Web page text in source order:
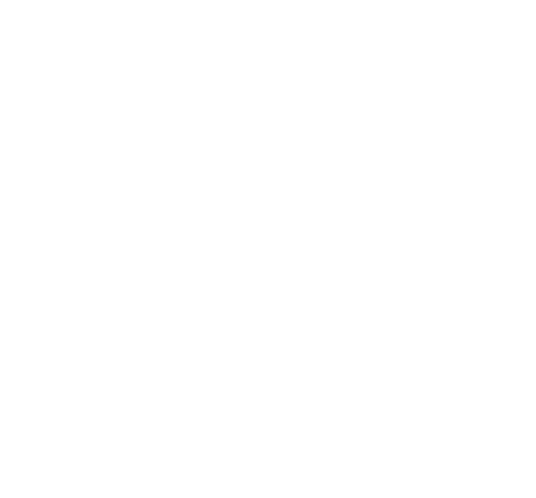
「水頭症」の概要を知っていただくことができます。